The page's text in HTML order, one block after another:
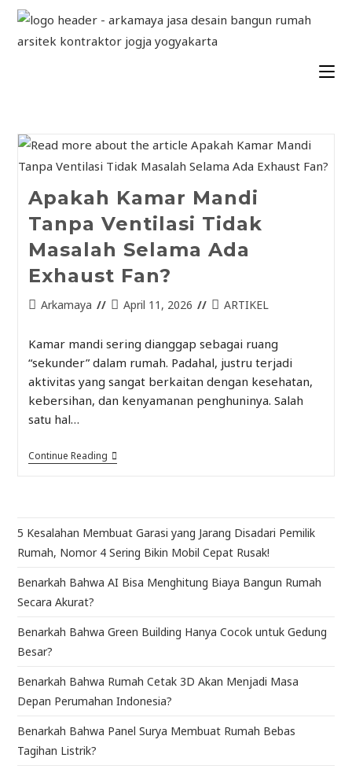
Apakah Kamar Mandi
Tanpa Ventilasi Tidak
Masalah Selama Ada
Exhaust Fan?
Arkamaya April 11, 2026 ARTIKEL
Kamar mandi sering dianggap sebagai ruang
“sekunder” dalam rumah. Padahal, justru terjadi
aktivitas yang sangat berkaitan dengan kesehatan,
kebersihan, dan kenyamanan penghuninya. Salah
satu hal…
Continue Reading
5 Kesalahan Membuat Garasi yang Jarang Disadari Pemilik
Rumah, Nomor 4 Sering Bikin Mobil Cepat Rusak!
Benarkah Bahwa AI Bisa Menghitung Biaya Bangun Rumah
Secara Akurat?
Benarkah Bahwa Green Building Hanya Cocok untuk Gedung
Besar?
Benarkah Bahwa Rumah Cetak 3D Akan Menjadi Masa
Depan Perumahan Indonesia?
Benarkah Bahwa Panel Surya Membuat Rumah Bebas
Tagihan Listrik?